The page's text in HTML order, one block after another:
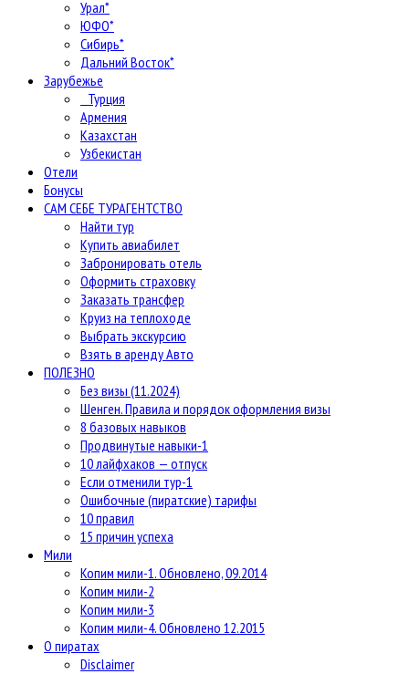
Урал*
ЮФО*
Сибирь*
Дальний Восток*
Зарубежье
Турция
Армения
Казахстан
Узбекистан
Отели
Бонусы
САМ СЕБЕ ТУРАГЕНТСТВО
Найти тур
Купить авиабилет
Забронировать отель
Оформить страховку
Заказать трансфер
Круиз на теплоходе
Выбрать экскурсию
Взять в аренду Авто
ПОЛЕЗНО
Без визы (11.2024)
Шенген. Правила и порядок оформления визы
8 базовых навыков
Продвинутые навыки-1
10 лайфхаков — отпуск
Если отменили тур-1
Ошибочные (пиратские) тарифы
10 правил
15 причин успеха
Мили
Копим мили-1. Обновлено, 09.2014
Копим мили-2
Копим мили-3
Копим мили-4. Обновлено 12.2015
О пиратах
Disclaimer